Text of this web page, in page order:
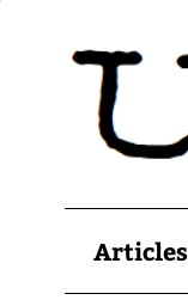
Articles